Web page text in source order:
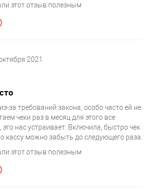
этот отзыв полезным
2021
за требований закона, особо часто ей не
чеки раз в месяц для этого все
нас устраивает. Включила, быстро чек
кассу можно забыть до следующего раза.
этот отзыв полезным